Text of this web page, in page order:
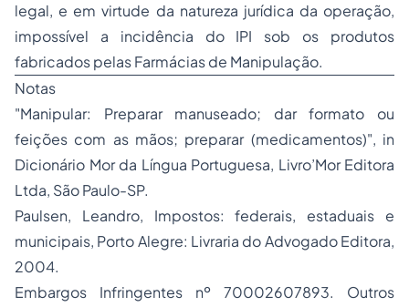
legal, e em virtude da natureza jurídica da operação,
impossível a incidência do IPI sob os produtos
fabricados pelas Farmácias de Manipulação.
Notas
"Manipular: Preparar manuseado; dar formato ou
feições com as mãos; preparar (medicamentos)", in
Dicionário Mor da Língua Portuguesa, Livro’Mor Editora
Ltda, São Paulo-SP.
Paulsen, Leandro, Impostos: federais, estaduais e
municipais, Porto Alegre: Livraria do Advogado Editora,
2004.
Embargos Infringentes nº 70002607893. Outros